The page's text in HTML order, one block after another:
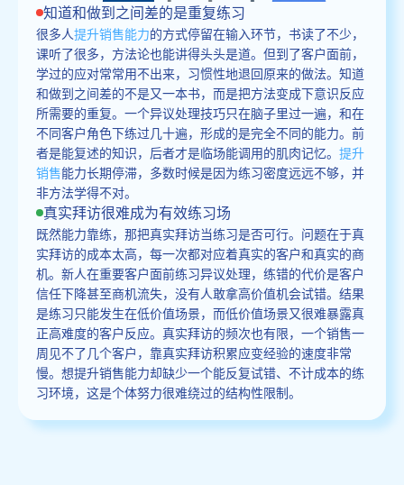
知道和做到之间差的是重复练习
很多人提升销售能力的方式停留在输入环节，书读了不少，
课听了很多，方法论也能讲得头头是道。但到了客户面前，
学过的应对常常用不出来，习惯性地退回原来的做法。知道
和做到之间差的不是又一本书，而是把方法变成下意识反应
所需要的重复。一个异议处理技巧只在脑子里过一遍，和在
不同客户角色下练过几十遍，形成的是完全不同的能力。前
者是能复述的知识，后者才是临场能调用的肌肉记忆。 提升
销售能力长期停滞，多数时候是因为练习密度远远不够，并
非方法学得不对。
真实拜访很难成为有效练习场
既然能力靠练，那把真实拜访当练习是否可行。问题在于真
实拜访的成本太高，每一次都对应着真实的客户和真实的商
机。新人在重要客户面前练习异议处理，练错的代价是客户
信任下降甚至商机流失，没有人敢拿高价值机会试错。结果
是练习只能发生在低价值场景，而低价值场景又很难暴露真
正高难度的客户反应。真实拜访的频次也有限，一个销售一
周见不了几个客户，靠真实拜访积累应变经验的速度非常
慢。想提升销售能力却缺少一个能反复试错、不计成本的练
习环境，这是个体努力很难绕过的结构性限制。